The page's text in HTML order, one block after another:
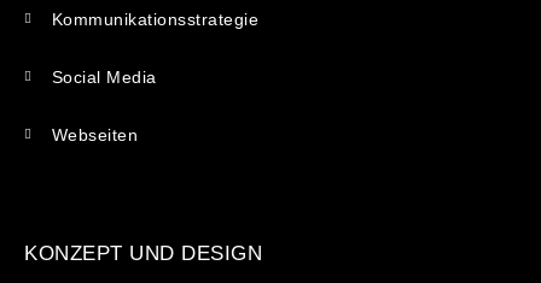
Kommunikations­strategie
Social Media
Webseiten
KONZEPT UND DESIGN